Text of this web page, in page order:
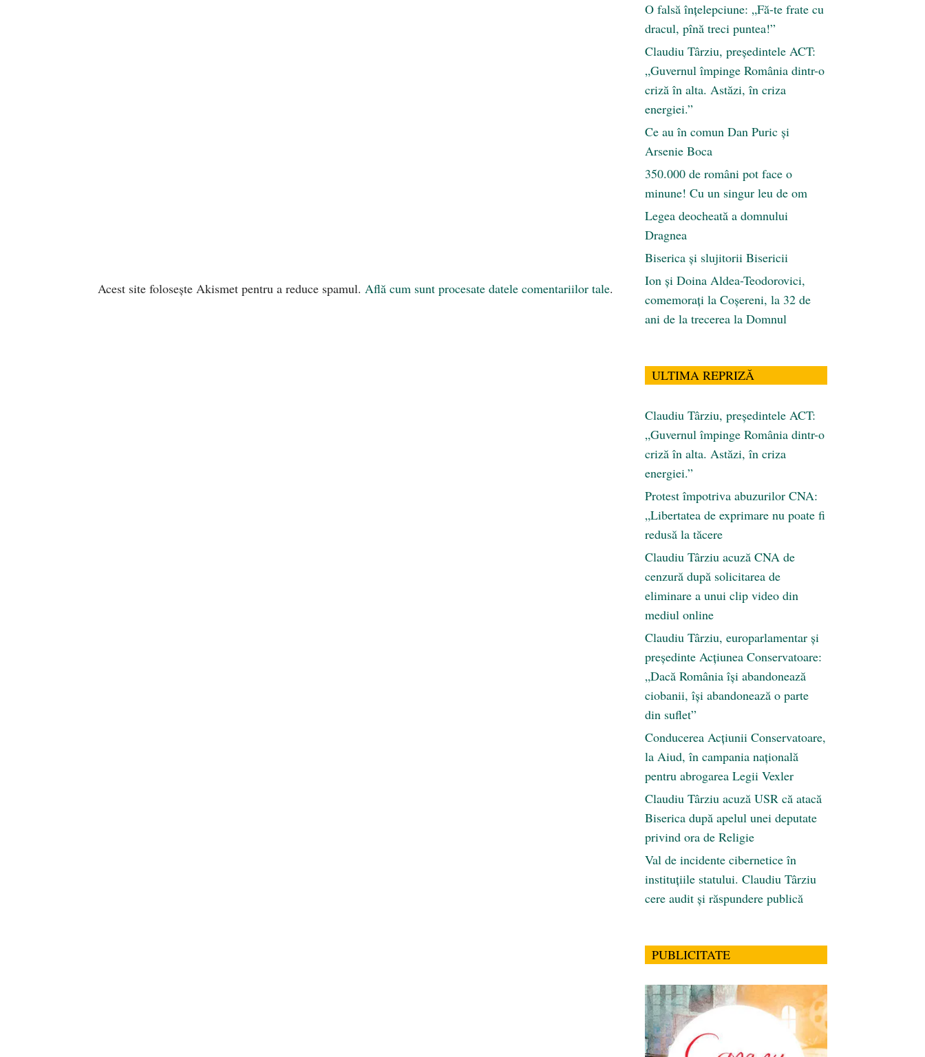
Acest site folosește Akismet pentru a reduce spamul. Află cum sunt procesate datele comentariilor tale.
O falsă înțelepciune: „Fă-te frate cu
dracul, pînă treci puntea!”
Claudiu Târziu, președintele ACT:
„Guvernul împinge România dintr-o
criză în alta. Astăzi, în criza
energiei.”
Ce au în comun Dan Puric şi
Arsenie Boca
350.000 de români pot face o
minune! Cu un singur leu de om
Legea deocheată a domnului
Dragnea
Biserica și slujitorii Bisericii
Ion și Doina Aldea-Teodorovici,
comemorați la Coșereni, la 32 de
ani de la trecerea la Domnul
ULTIMA REPRIZĂ
Claudiu Târziu, președintele ACT:
„Guvernul împinge România dintr-o
criză în alta. Astăzi, în criza
energiei.”
Protest împotriva abuzurilor CNA:
„Libertatea de exprimare nu poate fi
redusă la tăcere
Claudiu Târziu acuză CNA de
cenzură după solicitarea de
eliminare a unui clip video din
mediul online
Claudiu Târziu, europarlamentar și
președinte Acțiunea Conservatoare:
„Dacă România își abandonează
ciobanii, își abandonează o parte
din suflet”
Conducerea Acțiunii Conservatoare,
la Aiud, în campania națională
pentru abrogarea Legii Vexler
Claudiu Târziu acuză USR că atacă
Biserica după apelul unei deputate
privind ora de Religie
Val de incidente cibernetice în
instituțiile statului. Claudiu Târziu
cere audit și răspundere publică
PUBLICITATE